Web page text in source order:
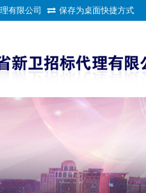
有限公司 保存为桌面快捷方式